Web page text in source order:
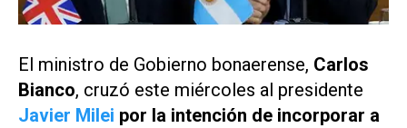
El ministro de Gobierno bonaerense, Carlos
Bianco, cruzó este miércoles al presidente
Javier Milei por la intención de incorporar a